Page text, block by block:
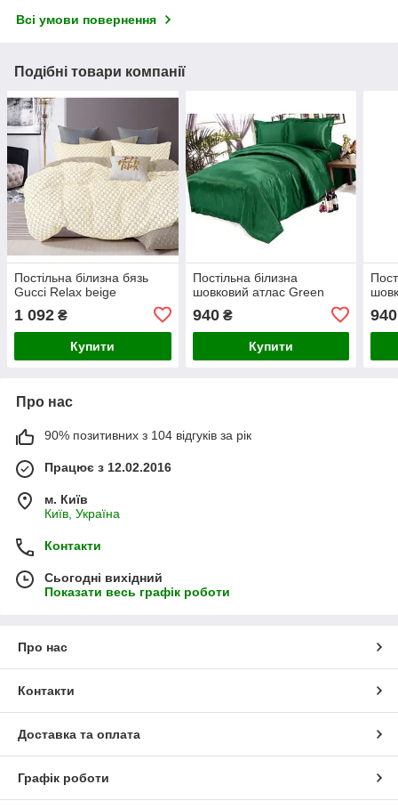
Всі умови повернення
Подібні товари компанії
Постільна білизна бязь
Gucci Relax beige
1 092 ₴
Купити
Постільна білизна
шовковий атлас Green
940₴
Купити
940
Про нас
90% позитивних з 104 відгуків за рік
Працює з 12.02.2016
м. Київ
Київ, Україна
Контакти
Сьогодні вихідний
Показати весь графік роботи
Про нас
Контакти
Доставка та оплата
Графік роботи